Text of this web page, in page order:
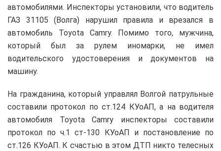
автомобилями. Инспекторы установили, что водитель
ГАЗ 31105 (Волга) нарушил правила и врезался в
автомобиль Toyota Camry. Помимо того, мужчина,
который был за рулем иномарки, не имел
водительского удостоверения и документов на
машину.
На гражданина, который управлял Волгой патрульные
составили протокол по ст.124 КУоАП, а на водителя
автомобиля Toyota Camry инспекторы составили
протокол по ч.1 ст-130 КУоАП и постановление по
ст.126 КУоАП. К счастью в этом ДТП никто телесных